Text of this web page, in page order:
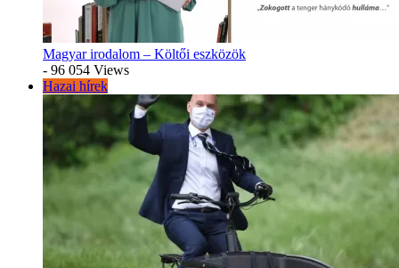
Magyar irodalom – Költői eszközök
- 96 054 Views
Hazai hírek